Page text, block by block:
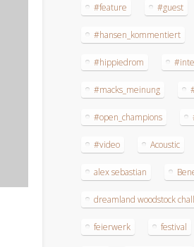
#feature #guest
#hansen_kommentiert
#hippiedrom
#macks_meinung
#open_champions
#video Acoustic
alex sebastian
dreamland woodstock
feierwerk festival